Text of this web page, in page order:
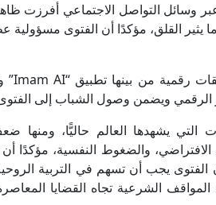
وسائل التواصل الاجتماعي أفرزت
يثير القلق، مؤكدًا أن الفتوى
الرقمي ويضمن وصول الشباب إلى
التي يشهدها العالم حاليًّا، ومنها
والضغوط النفسية، مؤكدًا
يجب أن تسهم في التربية الروحية
المواقف الشرعية تجاه القضايا